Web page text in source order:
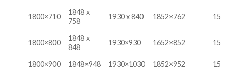
1800×710
1848 x
758
1930 x 840 1852×762 15
1800×800
1848 x
848
1930×930 1652×852 15
1800×900 1848×948 1930×1030 1852×952 15